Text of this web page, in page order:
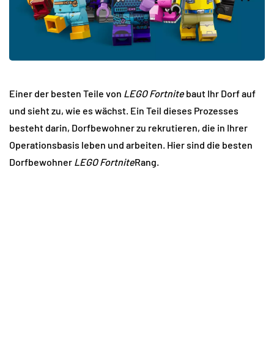
Einer der besten Teile von LEGO Fortnite baut Ihr Dorf auf
und sieht zu, wie es wächst. Ein Teil dieses Prozesses
besteht darin, Dorfbewohner zu rekrutieren, die in Ihrer
Operationsbasis leben und arbeiten. Hier sind die besten
Dorfbewohner LEGO FortniteRang.